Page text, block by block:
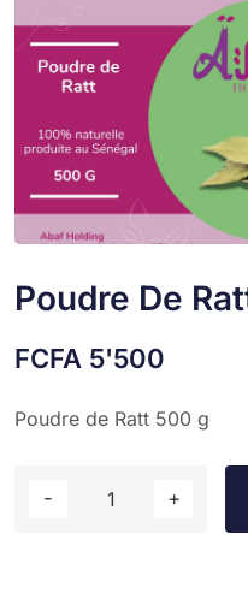
Poudre De
FCFA 5'500
Poudre de Ratt 500 g